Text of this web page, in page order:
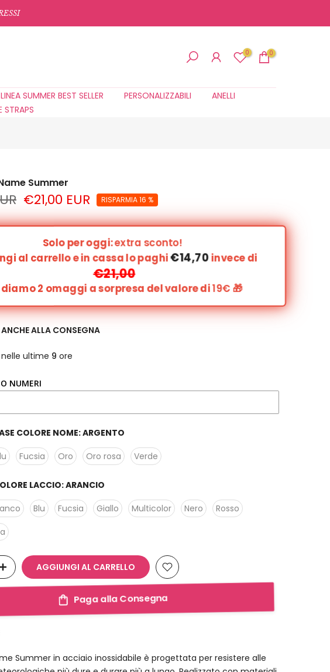
0 0
LINEA SUMMER BEST SELLER PERSONALIZZABILI
ANELLI
STRAPS
Summer
€21,00 EUR RISPARMIA 16 %
Solo per oggi:extra sconto!
al carrello e in cassa lo paghi€14,70invece di
€21,00
2 omaggi a sorpresa del valore di19€ 🎁
ALLA CONSEGNA
ultime 9 ore
NUMERI
COLORE NOME:ARGENTO
Fucsia Oro Oro rosa Verde
LACCIO:ARANCIO
Blu Fucsia Giallo Multicolor Nero
Rosso
AGGIUNGI AL CARRELLO
Paga alla Consegna
Summer in acciaio inossidabile è progettata per resistere alle